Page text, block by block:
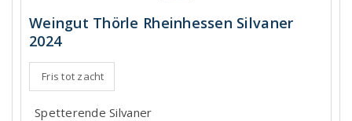
Weingut Thörle Rheinhessen Silvaner
2024
Fris tot zacht
Spetterende Silvaner